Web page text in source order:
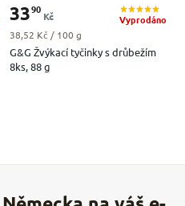
G&G Žvýkací tyčinky s drůbežím
8ks, 88 g
Vyprodáno
3390
Kč
Měrná cena:
38,52 Kč / 100 g